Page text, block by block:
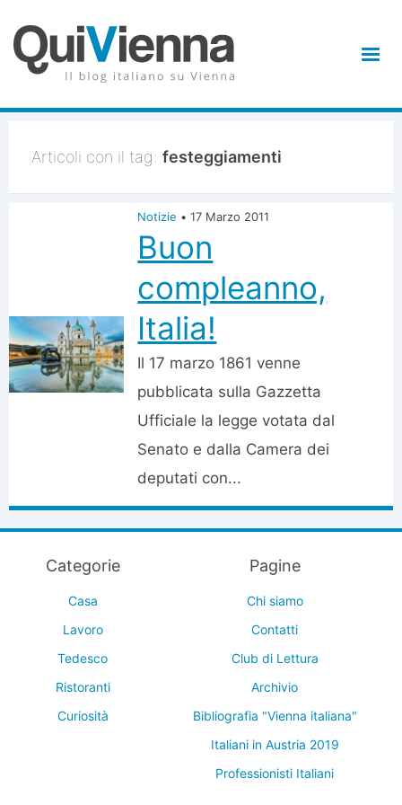
Articoli con il tag: festeggiamenti
Notizie • 17 Marzo 2011
Buon
compleanno,
Italia!
Il 17 marzo 1861 venne
pubblicata sulla Gazzetta
Ufficiale la legge votata dal
Senato e dalla Camera dei
deputati con...
Categorie
Casa
Lavoro
Tedesco
Ristoranti
Curiosità
Pagine
Chi siamo
Contatti
Club di Lettura
Archivio
Bibliografia "Vienna italiana"
Italiani in Austria 2019
Professionisti Italiani